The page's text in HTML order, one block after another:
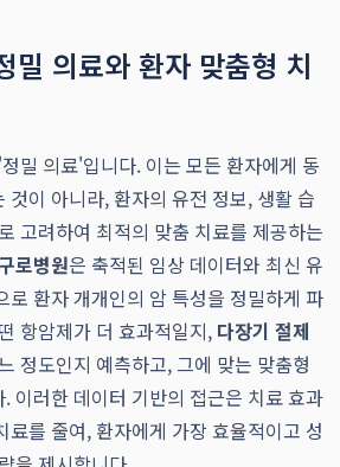
밀 의료와 환자 맞춤형 치
밀 의료'입니다. 이는 모든 환자에게 동
것이 아니라, 환자의 유전 정보, 생활 습
고려하여 최적의 맞춤 치료를 제공하는
로병원은 축적된 임상 데이터와 최신 유
로 환자 개개인의 암 특성을 정밀하게 파
항암제가 더 효과적일지, 다장기 절제
정도인지 예측하고, 그에 맞는 맞춤형
이러한 데이터 기반의 접근은 치료 효과
료를 줄여, 환자에게 가장 효율적이고 성